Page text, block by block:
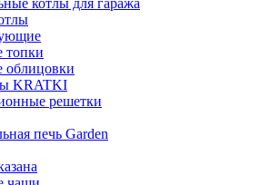
котлы для гаража
топки
KRATKI
решетки
печь Garden